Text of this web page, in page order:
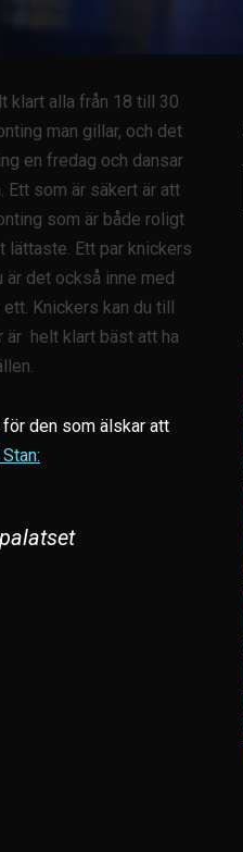
klart alla från 18 till 30
man gillar, och det
en fredag och dansar
Ett som är säkert är att
som är både roligt
lättaste. Ett par knickers
är det också inne med
Knickers kan du till
helt klart bäst att ha
för den som älskar att